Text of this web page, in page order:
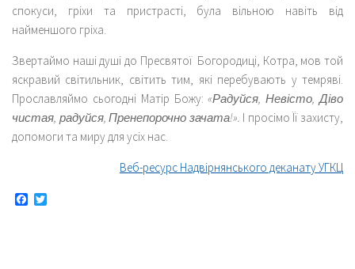
спокуси, гріхи та пристрасті, була вільною навіть від
найменшого гріха.
Звертаймо наші душі до Пресвятої Богородиці, Котра, мов той
яскравий світильник, світить тим, які перебувають у темряві.
Прославляймо сьогодні Матір Божу:«Радуйся, Невісто, Діво
чистая, радуйся, Пренепорочно зачата!». І просімо Її захисту,
допомоги та миру для усіх нас.
Веб-ресурс Надвірнянського деканату УГКЦ
Facebook